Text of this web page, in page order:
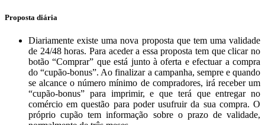
Proposta diária
Diariamente existe uma nova proposta que tem uma validade
de 24/48 horas. Para aceder a essa proposta tem que clicar no
botão “Comprar” que está junto à oferta e efectuar a compra
do “cupão-bonus”. Ao finalizar a campanha, sempre e quando
se alcance o número mínimo de compradores, irá receber um
“cupão-bonus” para imprimir, e que terá que entregar no
comércio em questão para poder usufruir da sua compra. O
próprio cupão tem informação sobre o prazo de validade,